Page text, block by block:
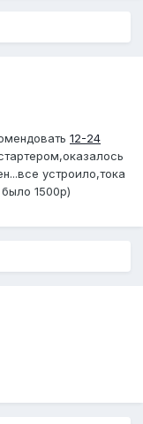
12-24
устроило,тока
1500р)